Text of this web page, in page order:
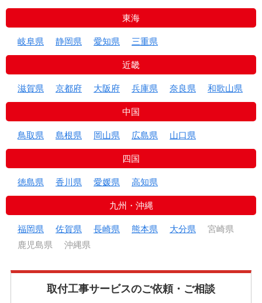
東海
岐阜県 静岡県 愛知県 三重県
近畿
滋賀県 京都府 大阪府 兵庫県 奈良県 和歌山県
中国
鳥取県 島根県 岡山県 広島県 山口県
四国
徳島県 香川県 愛媛県 高知県
九州・沖縄
福岡県 佐賀県 長崎県 熊本県 大分県
宮崎県
鹿児島県
沖縄県
取付工事サービスのご依頼・ご相談